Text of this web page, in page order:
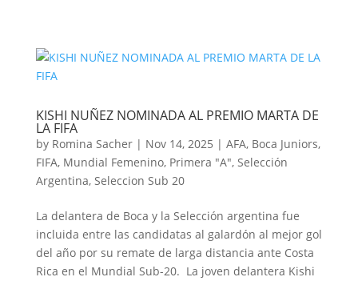
KISHI NUÑEZ NOMINADA AL PREMIO MARTA DE
LA FIFA
by Romina Sacher| Nov 14, 2025 | AFA, Boca Juniors,
FIFA, Mundial Femenino, Primera "A", Selección
Argentina, Seleccion Sub 20
La delantera de Boca y la Selección argentina fue
incluida entre las candidatas al galardón al mejor gol
del año por su remate de larga distancia ante Costa
Rica en el Mundial Sub-20. La joven delantera Kishi